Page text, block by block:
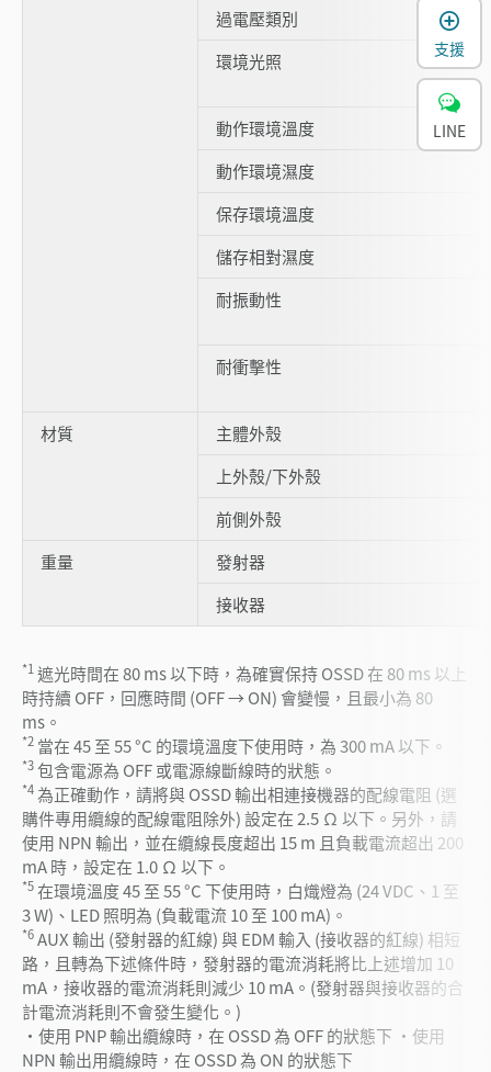
過電壓類別
環境光照
動作環境溫度
動作環境濕度
保存環境溫度
儲存相對濕度
耐振動性
耐衝擊性
材質
主體外殼
上外殼/下外殼
前側外殼
重量
發射器
接收器
*1 遮光時間在 80 ms 以下時，為確實保持 OSSD 在 80 ms 以上
時持續 OFF，回應時間 (OFF → ON) 會變慢，且最小為 80
ms。
*2 當在 45 至 55 °C 的環境溫度下使用時，為 300 mA 以下。
*3包含電源為 OFF 或電源線斷線時的狀態。
*4 為正確動作，請將與 OSSD 輸出相連接機器的配線電阻 (選
購件專用纜線的配線電阻除外) 設定在 2.5 Ω 以下。另外，請
使用 NPN 輸出，並在纜線長度超出 15 m 且負載電流超出 200
mA 時，設定在 1.0 Ω 以下。
*5在環境溫度 45 至 55 °C 下使用時，白熾燈為 (24 VDC、1 至
3 W)、LED 照明為 (負載電流 10 至 100 mA)。
*6AUX 輸出 (發射器的紅線) 與 EDM 輸入 (接收器的紅線) 相短
路，且轉為下述條件時，發射器的電流消耗將比上述增加 10
mA，接收器的電流消耗則減少 10 mA。(發射器與接收器的合
計電流消耗則不會發生變化。)
・使用 PNP 輸出纜線時，在 OSSD 為 OFF 的狀態下 ・使用
NPN 輸出用纜線時，在 OSSD 為 ON 的狀態下
支援
LINE